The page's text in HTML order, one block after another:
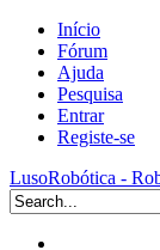
Início
Fórum
Ajuda
Pesquisa
Entrar
Registe-se
LusoRobótica -